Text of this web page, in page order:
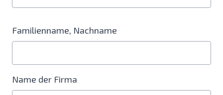
Familienname, Nachname
Name der Firma